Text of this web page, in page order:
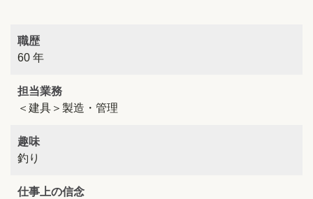
職歴
60 年
担当業務
＜建具＞製造・管理
趣味
釣り
仕事上の信念